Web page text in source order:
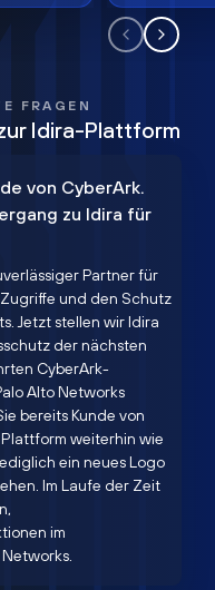
FRAGEN
Idira-Plattform
von CyberArk.
zu Idira für
Partner für
und den Schutz
Jetzt stellen wir Idira
der nächsten
CyberArk-
Alto Networks
bereits Kunde von
weiterhin wie
ein neues Logo
Im Laufe der Zeit
im